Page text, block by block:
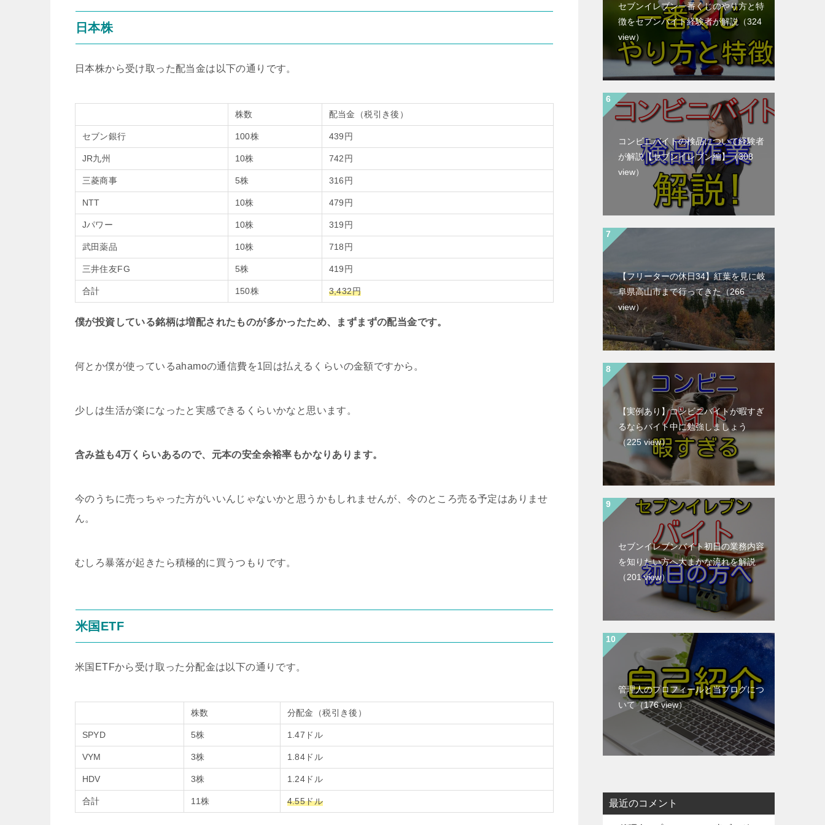
日本株
日本株から受け取った配当金は以下の通りです。
株数 配当金（税引き後）
セブン銀行 100株 439円
JR九州 10株 742円
三菱商事 5株 316円
NTT 10株 479円
Jパワー 10株 319円
武田薬品 10株 718円
三井住友FG 5株 419円
合計 150株 3,432円
僕が投資している銘柄は増配されたものが多かったため、まずまずの配当金です。
何とか僕が使っているahamoの通信費を1回は払えるくらいの金額ですから。
少しは生活が楽になったと実感できるくらいかなと思います。
含み益も4万くらいあるので、元本の安全余裕率もかなりあります。
今のうちに売っちゃった方がいいんじゃないかと思うかもしれませんが、今のところ売る予定はありませ
ん。
むしろ暴落が起きたら積極的に買うつもりです。
米国ETF
米国ETFから受け取った分配金は以下の通りです。
株数 分配金（税引き後）
SPYD 5株 1.47ドル
VYM 3株 1.84ドル
HDV 3株 1.24ドル
合計 11株 4.55ドル
セブンイレブン一番くじのやり方と特
徴をセブンバイト経験者が解説（324
view）
コンビニバイトの検品について経験者
が解説【セブンイレブン編】（308
view）
【フリーターの休日34】紅葉を見に岐
阜県高山市まで行ってきた（266
view）
【実例あり】コンビニバイトが暇すぎ
るならバイト中に勉強しましょう
（225 view）
セブンイレブンバイト初日の業務内容
を知りたい方へ大まかな流れを解説
（201 view）
管理人のプロフィールと当ブログにつ
いて（176 view）
最近のコメント